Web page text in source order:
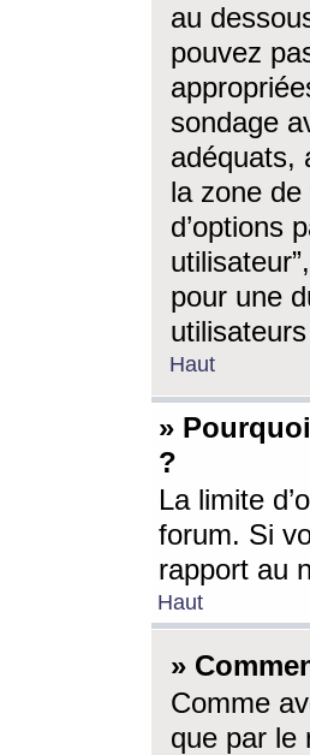
au
pouvez
sondage
adéquats,
la zone
d’options
pour une
Haut
»
?
La limite
forum. Si
rapport au
Haut
»
Comme
que par le